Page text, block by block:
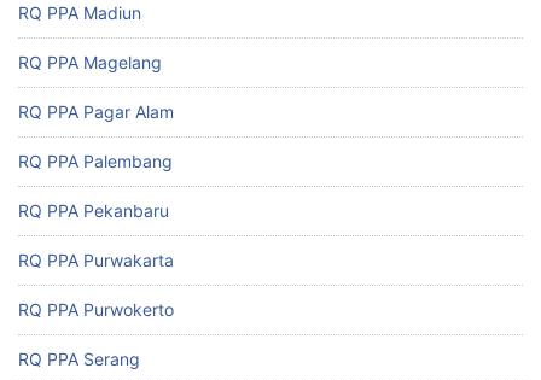
RQ PPA Madiun
RQ PPA Magelang
RQ PPA Pagar Alam
RQ PPA Palembang
RQ PPA Pekanbaru
RQ PPA Purwakarta
RQ PPA Purwokerto
RQ PPA Serang